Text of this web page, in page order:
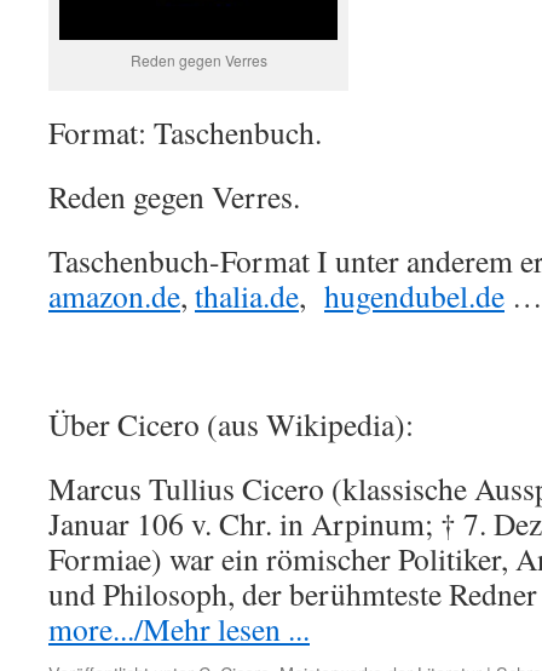
Reden gegen Verres
Format: Taschenbuch.
Reden gegen Verres.
Taschenbuch-Format I unter anderem
amazon.de, thalia.de, hugendubel.de …
Über Cicero (aus Wikipedia):
Marcus Tullius Cicero (klassische
Januar 106 v. Chr. in Arpinum; † 7.
Formiae) war ein römischer Politiker,
und Philosoph, der berühmteste
more.../Mehr lesen ...